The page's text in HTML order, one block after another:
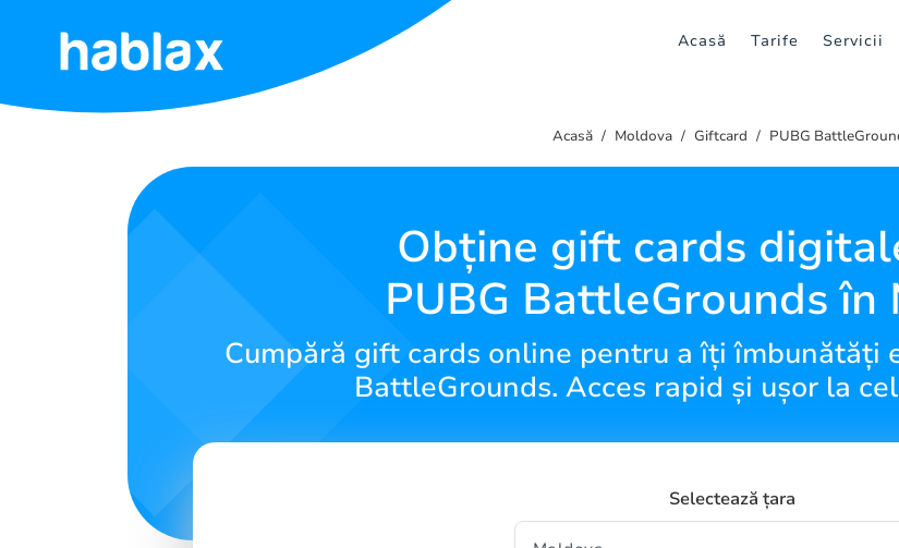
Acasă Tarife Servicii
Acasă
SIGN UP
Acasă Moldova Giftcard PUBG
Obține gift cards
PUBG BattleGrounds în
Cumpără gift cards online pentru a îți îmbunătăți
BattleGrounds. Acces rapid și ușor la
Selectează țara